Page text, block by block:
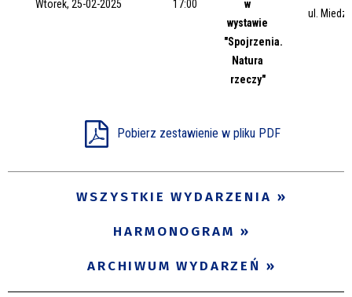
Wtorek, 25-02-2025 17:00
w
wystawie
"Spojrzenia.
Natura
rzeczy"
ul.
Pobierz zestawienie w pliku PDF
WSZYSTKIE WYDARZENIA
HARMONOGRAM
ARCHIWUM WYDARZEŃ